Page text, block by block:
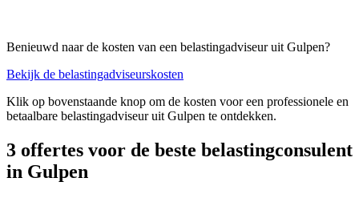
Benieuwd naar de kosten van een belastingadviseur uit Gulpen?
Bekijk de belastingadviseurskosten
Klik op bovenstaande knop om de kosten voor een professionele en
betaalbare belastingadviseur uit Gulpen te ontdekken.
3 offertes voor de beste belastingconsulent
in Gulpen